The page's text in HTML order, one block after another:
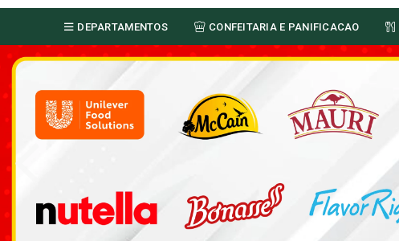
DEPARTAMENTOS CONFEITARIA E PANIFICACAO